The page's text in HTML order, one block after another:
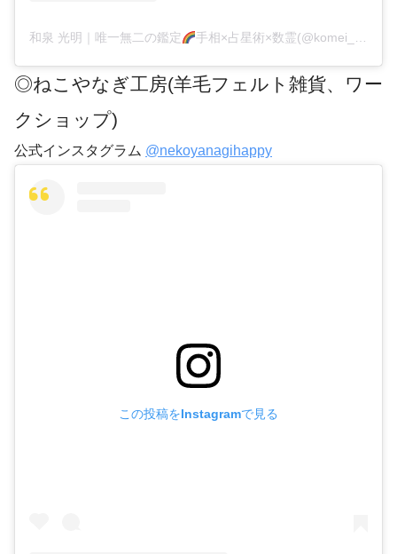
和泉 光明｜唯一無二の鑑定 手相×占星術×数霊(@komei_izumi)がシェアした投稿
◎ねこやなぎ工房(羊毛フェルト雑貨、ワー
クショップ)
公式インスタグラム @nekoyanagihappy
この投稿をInstagramで見る